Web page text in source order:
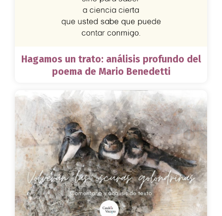
Hagamos un trato: análisis profundo del
poema de Mario Benedetti